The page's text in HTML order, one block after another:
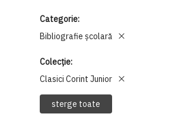
Categorie
Bibliografie școlară
Colecție
Clasici Corint Junior
sterge toate